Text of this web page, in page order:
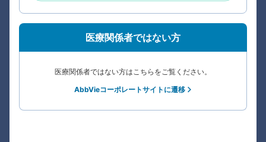
医療関係者ではない方
医療関係者ではない方はこちらをご覧ください。
AbbVieコーポレートサイトに遷移